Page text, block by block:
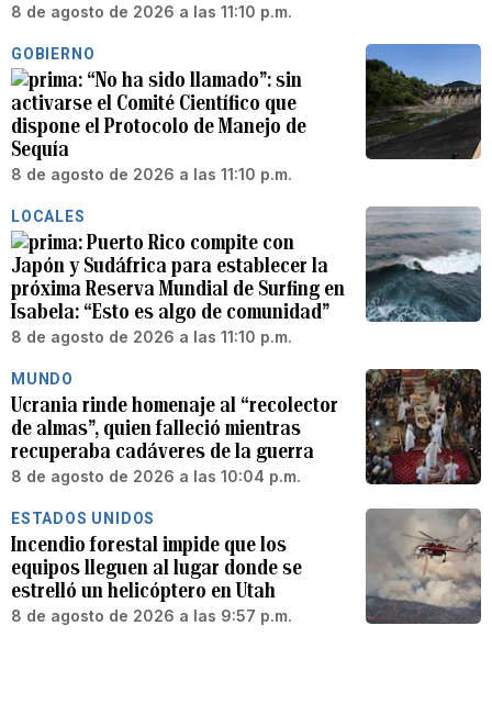
8 de agosto de 2026 a las 11:10 p.m.
GOBIERNO
“No ha sido llamado”: sin
activarse el Comité Científico que
dispone el Protocolo de Manejo de
Sequía
8 de agosto de 2026 a las 11:10 p.m.
LOCALES
Puerto Rico compite con
Japón y Sudáfrica para establecer la
próxima Reserva Mundial de Surfing en
Isabela: “Esto es algo de comunidad”
8 de agosto de 2026 a las 11:10 p.m.
MUNDO
Ucrania rinde homenaje al “recolector
de almas”, quien falleció mientras
recuperaba cadáveres de la guerra
8 de agosto de 2026 a las 10:04 p.m.
ESTADOS UNIDOS
Incendio forestal impide que los
equipos lleguen al lugar donde se
estrelló un helicóptero en Utah
8 de agosto de 2026 a las 9:57 p.m.